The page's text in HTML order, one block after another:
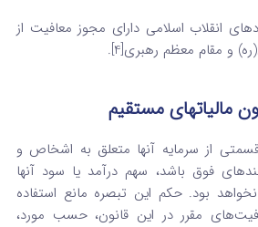
انقلاب اسلامی دارای مجوز معافیت از
و مقام معظم رهبری[4].
از سرمایه آنها متعلق به اشخاص و
فوق باشد، سهم درآمد یا سود آنها‌
بود. حکم این تبصره مانع استفاده
مقرر در این قانون، حسب مورد،